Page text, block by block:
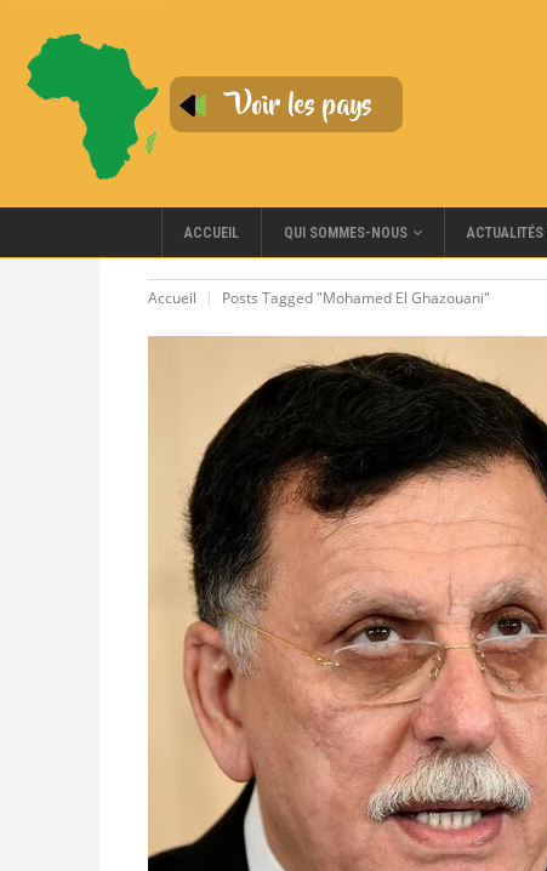
ACCUEIL QUI SOMMES-NOUS ACTUALITÉS
Accueil Posts Tagged "Mohamed El Ghazouani"